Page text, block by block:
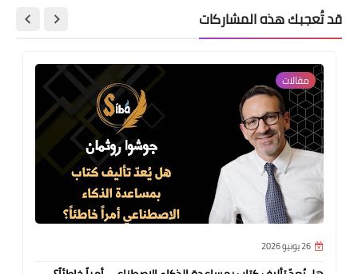
قد تُعجبك هذه المشاركات
مقالات
26 يونيو 2026